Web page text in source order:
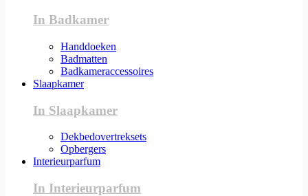
In Badkamer
Handdoeken
Badmatten
Badkameraccessoires
Slaapkamer
In Slaapkamer
Dekbedovertreksets
Opbergers
Interieurparfum
In Interieurparfum